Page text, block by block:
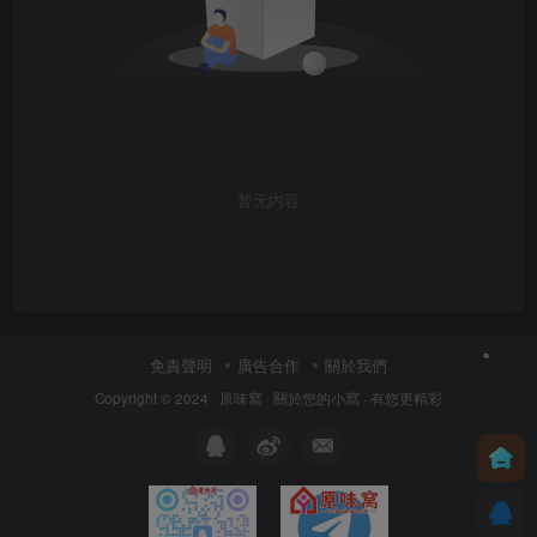
暂无内容
免責聲明 廣告合作 關於我們
Copyright © 2024 · 原味窩 · 關於您的小窩 · 有您更精彩